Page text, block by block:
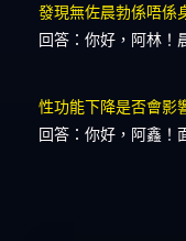
發現無佐晨勃係唔係
回答：你好，阿林！
性功能下降是否會影
回答：你好，阿鑫！